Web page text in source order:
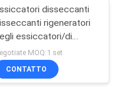
disseccanti
rigeneratori
essiccatori/di
liquida
MOQ:1 set
CONTATTO